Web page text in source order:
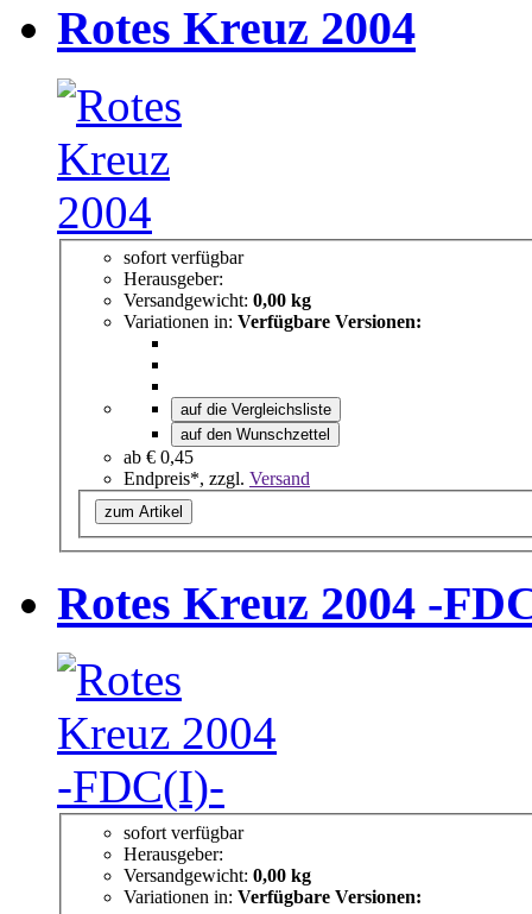
Rotes Kreuz 2004
sofort verfügbar
Herausgeber:
Versandgewicht: 0,00 kg
Variationen in: Verfügbare Versionen:
auf die Vergleichsliste
auf den Wunschzettel
ab € 0,45
Endpreis*, zzgl. Versand
zum Artikel
Rotes Kreuz 2004 -
sofort verfügbar
Herausgeber:
Versandgewicht: 0,00 kg
Variationen in: Verfügbare Versionen: